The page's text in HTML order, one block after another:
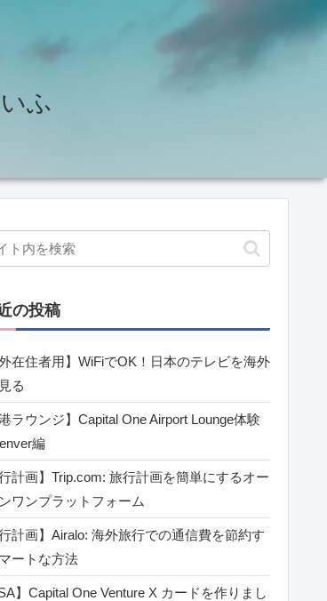
ふ
の投稿
外在住者用】WiFiでOK！日本のテレビを海外
る
港ラウンジ】Capital One Airport Lounge体験
編
行計画】Trip.com: 旅行計画を簡単にするオー
ワンプラットフォーム
行計画】Airalo: 海外旅行での通信費を節約す
ートな方法
】Capital One Venture X カードを作りまし